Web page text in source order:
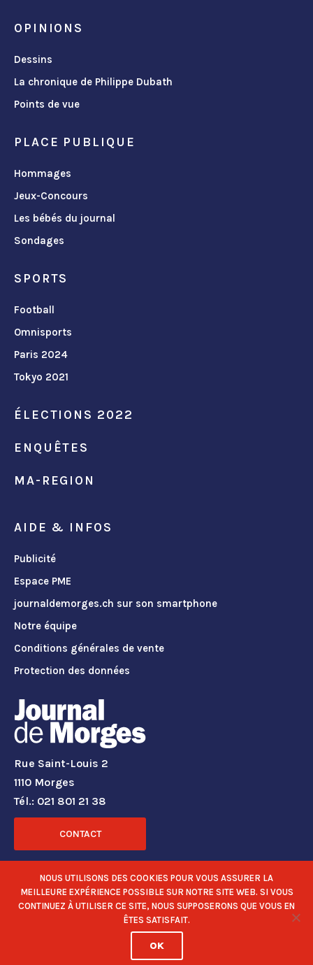
OPINIONS
Dessins
La chronique de Philippe Dubath
Points de vue
PLACE PUBLIQUE
Hommages
Jeux-Concours
Les bébés du journal
Sondages
SPORTS
Football
Omnisports
Paris 2024
Tokyo 2021
ÉLECTIONS 2022
ENQUÊTES
MA-REGION
AIDE & INFOS
Publicité
Espace PME
journaldemorges.ch sur son smartphone
Notre équipe
Conditions générales de vente
Protection des données
Rue Saint-Louis 2
1110 Morges
Tél.: 021 801 21 38
CONTACT
RÉSEAUX SOCIAUX
NOUS UTILISONS DES COOKIES POUR VOUS ASSURER LA
MEILLEURE EXPÉRIENCE POSSIBLE SUR NOTRE SITE WEB. SI VOUS
CONTINUEZ À UTILISER CE SITE, NOUS SUPPOSERONS QUE VOUS EN
ÊTES SATISFAIT.
OK